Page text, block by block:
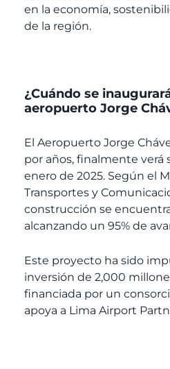
en la economía,
de la región.
¿Cuándo se
aeropuerto Jorge
El Aeropuerto Jorge
por años, finalmente verá
enero de 2025. Según el
Transportes y
construcción se
alcanzando un 95% de
Este proyecto ha sido
inversión de 2,000
financiada por un
apoya a Lima Airport